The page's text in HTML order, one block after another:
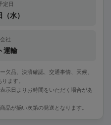
定日
水）
社
運輸
欠品、決済確認、交通事情、天候、
ます。
示日よりお時間をいただく場合があ
品が揃い次第の発送となります。